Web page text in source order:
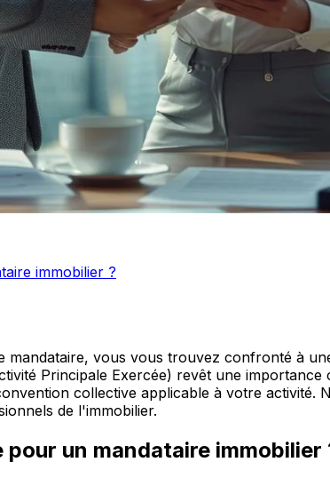
immobilier ?
vous vous trouvez confronté à
Principale Exercée) revêt une
collective applicable à votre
de l'immobilier.
un mandataire immobilier